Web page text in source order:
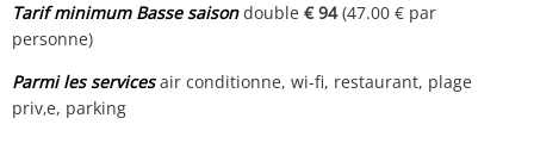
Tarif minimum Basse saisondouble€ 94(47.00 € par
personne)
Parmi les servicesair conditionne, wi-fi, restaurant, plage
priv‚e, parking